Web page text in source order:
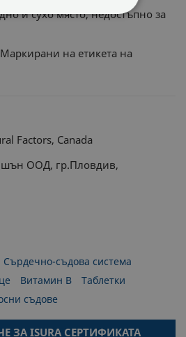
и сухо място, недостъпно за
Маркирани на етикета на
Factors, Canada
ООД, гр.Пловдив,
Сърдечно-съдова система
Витамин B
Таблетки
съдове
ЗА ISURA СЕРТИФИКАТА
НЕОБХОДИМИ